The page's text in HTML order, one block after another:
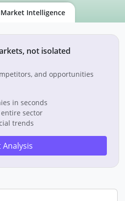
Market Intelligence
not isolated
and opportunities
in seconds
sector
trends